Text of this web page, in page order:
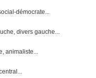
démocrate...
divers gauche...
animaliste...